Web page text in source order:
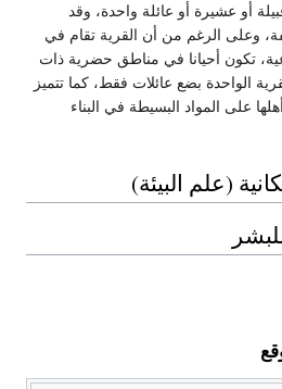
أو عشيرة أو عائلة واحدة، وقد
وعلى الرغم من أن القرية تقام في
تكون أحيانا في مناطق حضرية ذات
الواحدة بضع عائلات فقط، كما تتميز
على المواد البسيطة في البناء
(علم البيئة)